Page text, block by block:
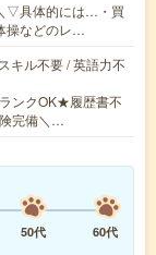
▽具体的には…・買
操などのレ…
キル不要 / 英語力不
ンクOK★履歴書不
完備＼…
50代
60代